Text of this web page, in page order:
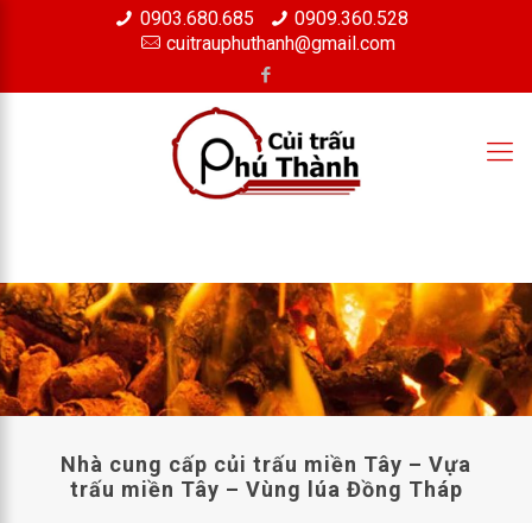
0903.680.685
0909.360.528
cuitrauphuthanh@gmail.com
Nhà cung cấp củi trấu miền Tây – Vựa
trấu miền Tây – Vùng lúa Đồng Tháp